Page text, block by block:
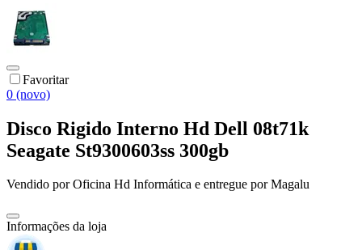
Favoritar
0 (novo)
Disco Rigido Interno Hd Dell 08t71k
Seagate St9300603ss 300gb
Vendido porOficina Hd Informática e entregue por Magalu
Informações da loja